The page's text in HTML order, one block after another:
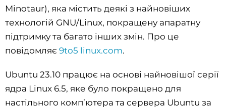
Minotaur), яка містить деякі з найновіших
технологій GNU/Linux, покращену апаратну
підтримку та багато інших змін. Про це
повідомляє 9to5 linux.com.
Ubuntu 23.10 працює на основі найновішої серії
ядра Linux 6.5, яке було покращено для
настільного комп’ютера та сервера Ubuntu за